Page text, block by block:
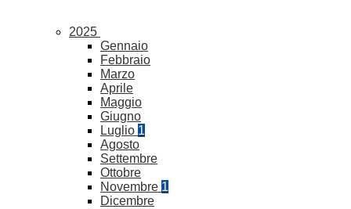
2025
Gennaio
Febbraio
Marzo
Aprile
Maggio
Giugno
Luglio 1
Agosto
Settembre
Ottobre
Novembre 1
Dicembre